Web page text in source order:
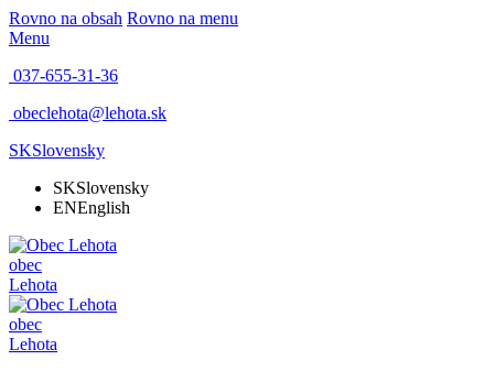
Rovno na obsah Rovno na menu
Menu
037-655-31-36
obeclehota@lehota.sk
SKSlovensky
SKSlovensky
ENEnglish
obec
Lehota
obec
Lehota